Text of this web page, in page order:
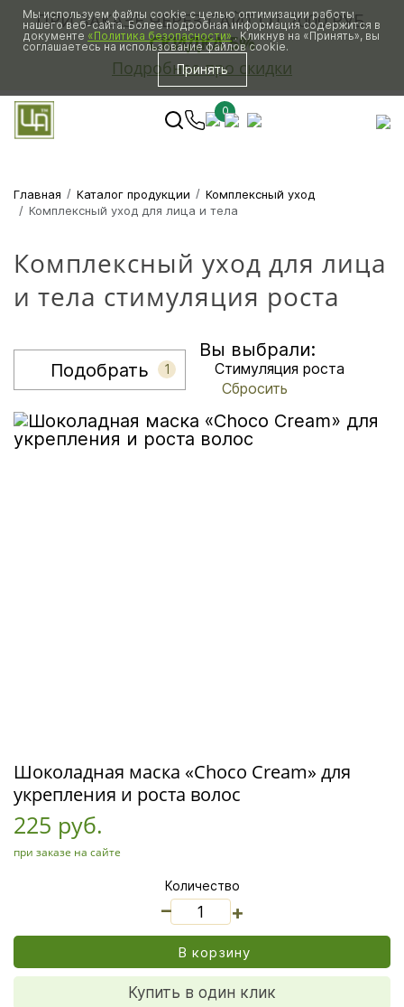
ПРИ ЗАКАЗЕ ЧЕРЕЗ САЙТ ОТ 2000 РУБ.
СКИДКА 5%
Подробнее про скидки
0
Главная Каталог продукции
Комплексный уход
Комплексный уход для лица и тела
Комплексный уход для лица
и тела стимуляция роста
Подобрать 1
Вы выбрали:
Стимуляция роста
Сбросить
Шоколадная маска «Choco Cream» для
укрепления и роста волос
225 руб.
при заказе на сайте
Количество
+
В корзину
Купить в один клик
Мы используем файлы cookie с целью оптимизации работы
нашего веб-сайта. Более подробная информация содержится в
документе «Политика безопасности». Кликнув на «Принять», вы
соглашаетесь на использование файлов cookie.
Принять